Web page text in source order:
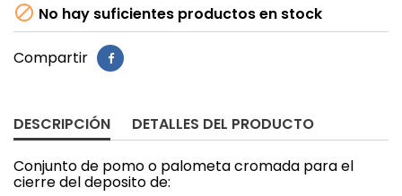
 No hay suficientes productos en stock
Compartir
DESCRIPCIÓN DETALLES DEL PRODUCTO
Conjunto de pomo o palometa cromada para el
cierre del deposito de: